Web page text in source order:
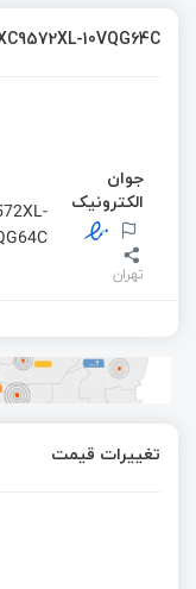
10VQG64C
جوان
الکترونیک
تهران
تغییرات قیمت